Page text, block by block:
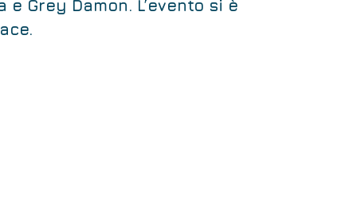
Grey Damon. L’evento si è